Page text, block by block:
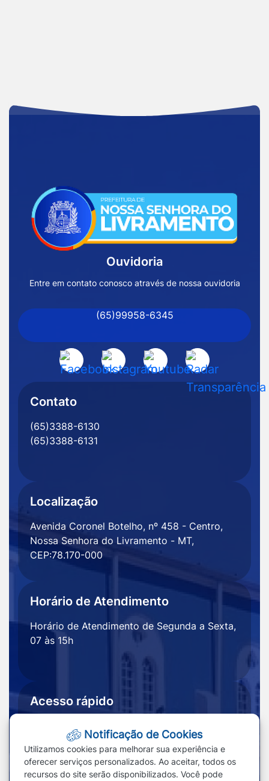
Acessar
Página
Inicial
de
Senhora
do
Livramento
MT
Acessar
a
Social
Facebook
Acessar
a
Acessar
a
Acessar
a
Rede
Ouvidoria
Entre em contato conosco através de nossa ouvidoria
(65)99958-6345
Contato
(65)3388-6130
(65)3388-6131
Localização
Avenida Coronel Botelho, nº 458 - Centro,
Nossa Senhora do Livramento - MT,
CEP:78.170-000
Horário de Atendimento
Horário de Atendimento de Segunda a Sexta,
07 às 15h
Acesso rápido
Transparência
Redefinir cookies
Notificação de Cookies
Utilizamos cookies para melhorar sua experiência e
oferecer serviços personalizados. Ao aceitar, todos os
recursos do site serão disponibilizados. Você pode